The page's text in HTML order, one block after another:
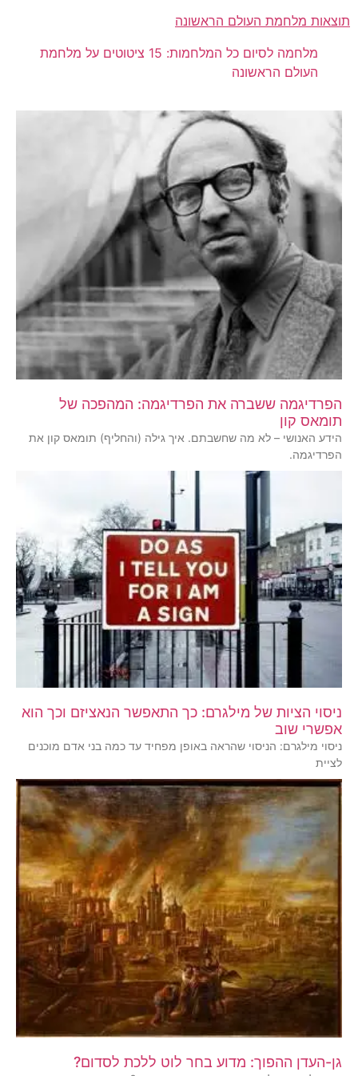
תוצאות מלחמת העולם הראשונה
מלחמה לסיום כל המלחמות: 15 ציטוטים על מלחמת
העולם הראשונה
הפרדיגמה ששברה את הפרדיגמה: המהפכה של
תומאס קון
הידע האנושי – לא מה שחשבתם. איך גילה (והחליף) תומאס קון את
הפרדיגמה.
ניסוי הציות של מילגרם: כך התאפשר הנאציזם וכך הוא
אפשרי שוב
ניסוי מילגרם: הניסוי שהראה באופן מפחיד עד כמה בני אדם מוכנים
לציית
גן-העדן ההפוך: מדוע בחר לוט ללכת לסדום?